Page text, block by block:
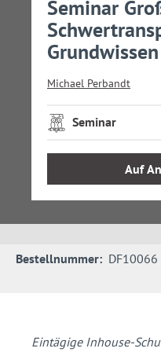
Seminar
Grundwissen
Michael Perbandt
Seminar
Auf
Bestellnummer: DF10066
Eintägige Inhouse-